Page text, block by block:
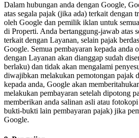
Dalam hubungan anda dengan Google,
atas segala pajak (jika ada) terkait dengan
oleh Google dan pemilik iklan untuk
di Properti. Anda bertanggung-jawab atas
terkait dengan Layanan, selain pajak
Google. Semua pembayaran kepada anda
dengan Layanan akan dianggap sudah
berlaku) dan tidak akan mengalami
diwajibkan melakukan pemotongan pajak
kepada anda, Google akan
melakukan pembayaran setelah dipotong
memberikan anda salinan asli atau
bukti-bukti lain pembayaran pajak) jika
Google.